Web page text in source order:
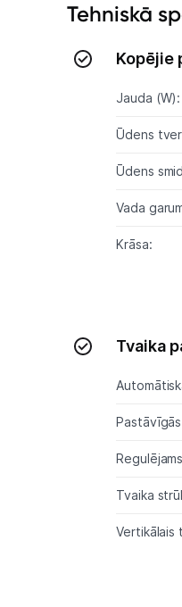
Tehniskā
Kopējie
Jauda (W):
Ūdens
Ūdens
Vada
Krāsa:
Tvaika
Tvaika
Vertikālais